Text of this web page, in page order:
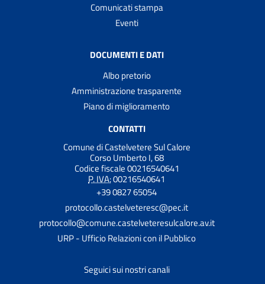
Comunicati stampa
Eventi
DOCUMENTI E DATI
Albo pretorio
Amministrazione trasparente
Piano di miglioramento
CONTATTI
Comune di Castelvetere Sul Calore
Corso Umberto I, 68
Codice fiscale 00216540641
P. IVA:00216540641
+39 0827 65054
protocollo.castelveteresc@pec.it
protocollo@comune.castelveteresulcalore.av.it
URP - Ufficio Relazioni con il Pubblico
Seguici sui nostri canali